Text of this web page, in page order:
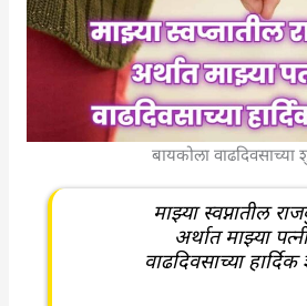
बायकोला वाढदिवसाच्या
माझ्या स्वप्नातील
अर्थात माझ्या
वाढदिवसाच्या